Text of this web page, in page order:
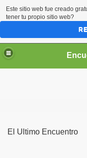
El Ultimo Encuentro
Este sitio web fue creado
tener tu propio sitio web?